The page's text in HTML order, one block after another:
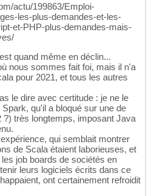
actu/199863/Emploi-
les-plus-demandes-et-les-
et-PHP-plus-demandes-mais-
quand même en déclin...
nous sommes fait foi, mais il n'a
pour 2021, et tous les autres
le dire avec certitude : je ne le
qu'il a bloqué sur une de
?) très longtemps, imposant Java
qui semblait montrer
de Scala étaient laborieuses, et
job boards de sociétés en
leurs logiciels écrits dans ce
ont certainement refroidit